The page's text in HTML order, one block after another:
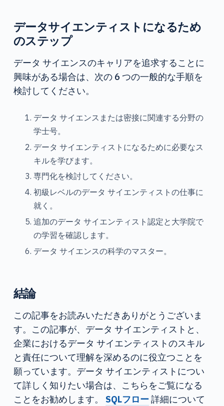
データサイエンティストになるため
のステップ
データ サイエンスのキャリアを追求することに
興味がある場合は、次の 6 つの一般的な手順を
検討してください。
データ サイエンスまたは密接に関連する分野の
学士号。
データ サイエンティストになるために必要なス
キルを学びます。
専門化を検討してください。
初級レベルのデータ サイエンティストの仕事に
就く。
追加のデータ サイエンティスト認定と大学院で
の学習を確認します。
データ サイエンスの科学のマスター。
結論
この記事をお読みいただきありがとうございま
す。この記事が、データ サイエンティストと、
企業におけるデータ サイエンティストのスキル
と責任について理解を深めるのに役立つことを
願っています。データ サイエンティストについ
て詳しく知りたい場合は、こちらをご覧になる
ことをお勧めします。 SQLフロー詳細について